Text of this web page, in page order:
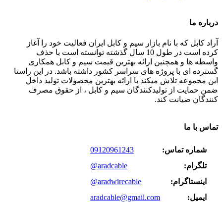
درباره ما
آراد کابل که با نام بازار سیم و کابل ایران فعالیت خود را آغاز
کرده است در طول 10 سال گذشته توانسته است با حذف
واسطه ها و همچنین ارائه بهترین قیمت سیم و کابل همکاری
گسترده ای با پروژه های سراسر کشور داشته باشد. در این راستا
این مجموعه تلاش میکند با ارائه بهترین محصولات تولید داخل
ضمن حمایت از تولیدکنندگان سیم و کابل ، از حقوق مصرف
کنندگان صیانت کند.
تماس با ما
شماره تماس:
09120961243
تلگرام:
@aradcable
اینستاگرام:
@aradwirecable
ایمیل:
aradcable@gmail.com